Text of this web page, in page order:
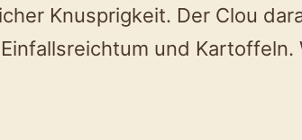
Knusprigkeit. Der Clou
und